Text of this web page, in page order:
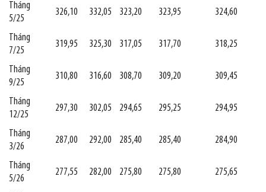
Tháng
5/25
326,10 332,05 323,20 323,95 324,60
Tháng
7/25
319,95 325,30 317,05 317,70 318,25
Tháng
9/25
310,80 316,60 308,70 309,20 309,45
Tháng
12/25
297,30 302,05 294,65 295,25 294,95
Tháng
3/26
287,00 292,00 285,40 285,40 284,90
Tháng
5/26
277,55 282,00 275,80 275,80 275,65